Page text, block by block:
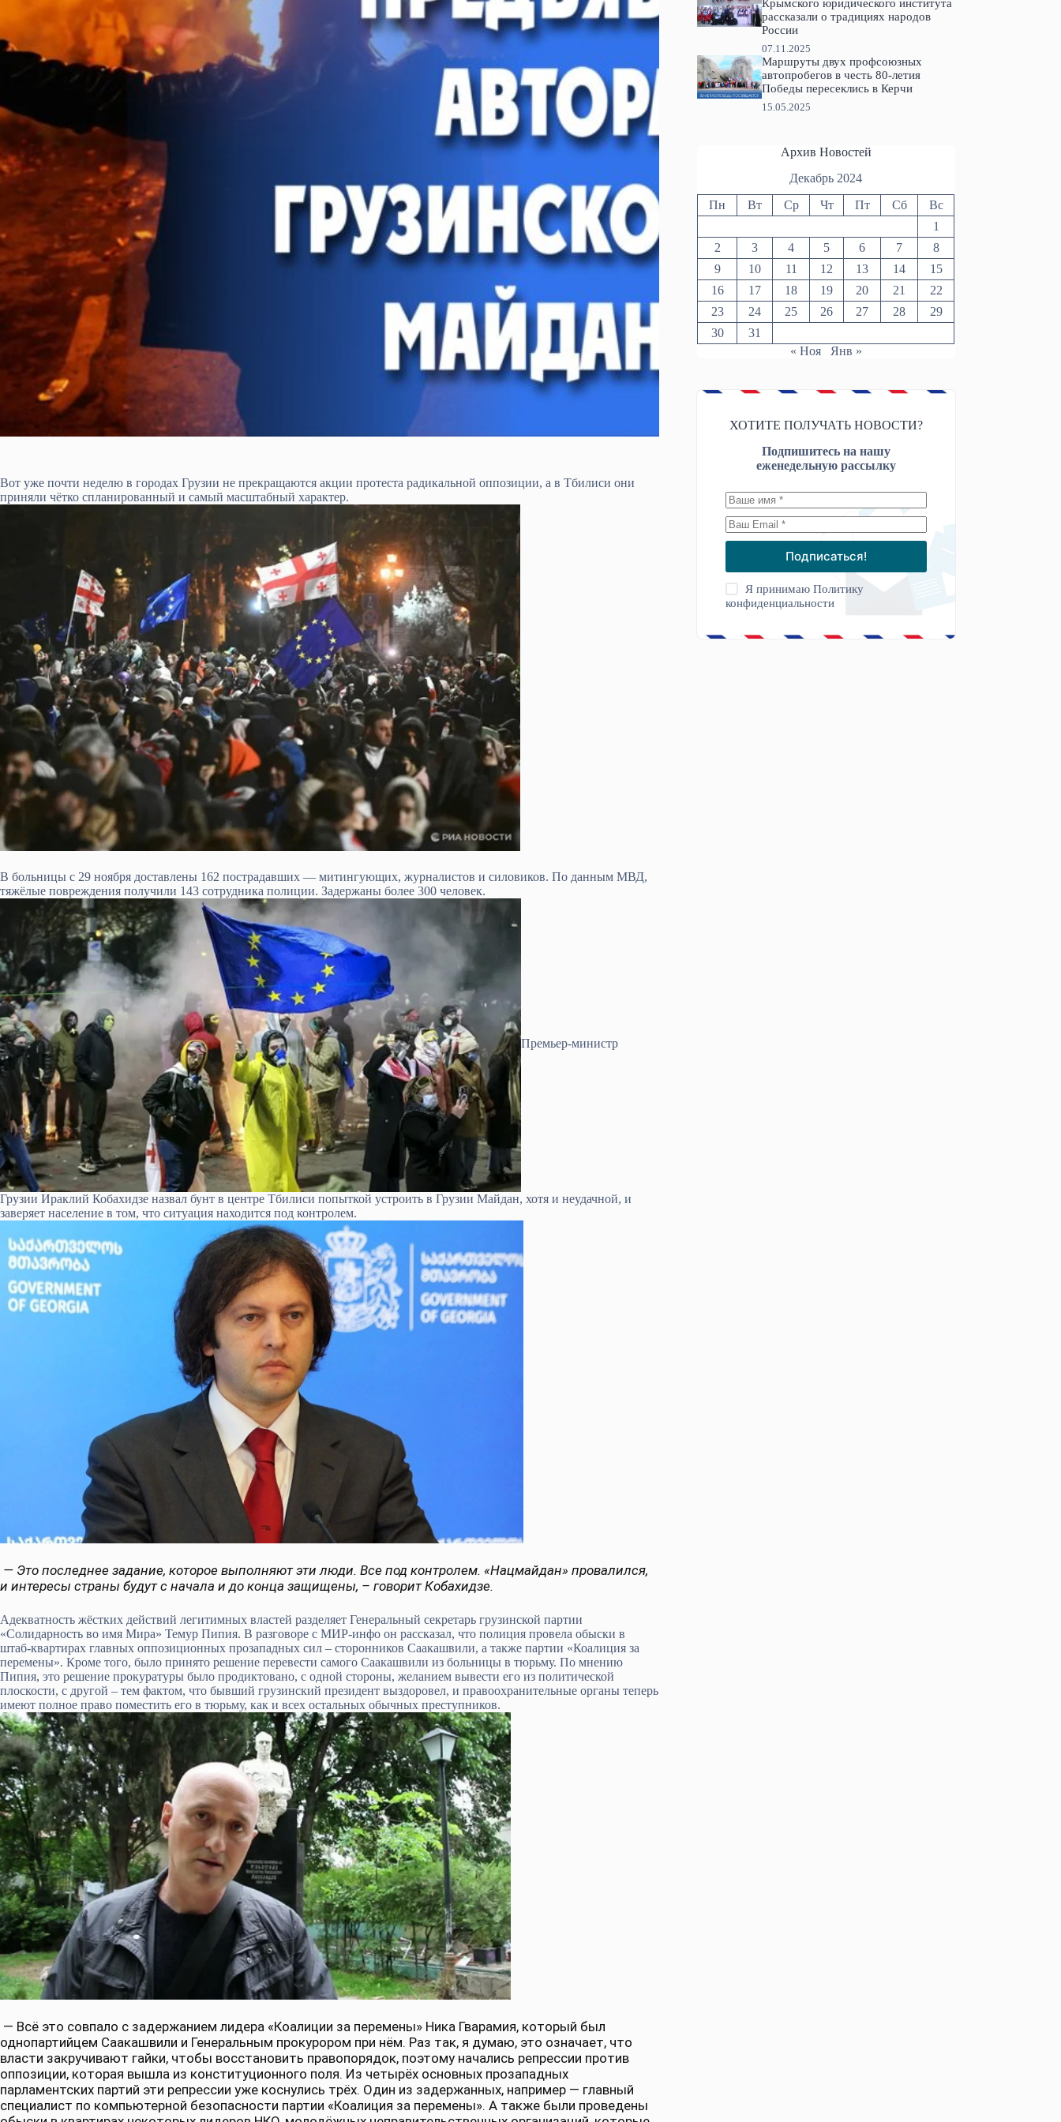
Вот уже почти неделю в городах Грузии не прекращаются акции протеста радикальной оппозиции, а в Тбилиси они
приняли чётко спланированный и самый масштабный характер.
В больницы с 29 ноября доставлены 162 пострадавших — митингующих, журналистов и силовиков. По данным МВД,
тяжёлые повреждения получили 143 сотрудника полиции. Задержаны более 300 человек.
Премьер-министр
Грузии Ираклий Кобахидзе назвал бунт в центре Тбилиси попыткой устроить в Грузии Майдан, хотя и неудачной, и
заверяет население в том, что ситуация находится под контролем.
— Это последнее задание, которое выполняют эти люди. Все под контролем. «Нацмайдан» провалился,
и интересы страны будут с начала и до конца защищены, – говорит Кобахидзе.
Адекватность жёстких действий легитимных властей разделяет Генеральный секретарь грузинской партии
«Солидарность во имя Мира» Темур Пипия. В разговоре с МИР-инфо он рассказал, что полиция провела обыски в
штаб-квартирах главных оппозиционных прозападных сил – сторонников Саакашвили, а также партии «Коалиция за
перемены». Кроме того, было принято решение перевести самого Саакашвили из больницы в тюрьму. По мнению
Пипия, это решение прокуратуры было продиктовано, с одной стороны, желанием вывести его из политической
плоскости, с другой – тем фактом, что бывший грузинский президент выздоровел, и правоохранительные органы теперь
имеют полное право поместить его в тюрьму, как и всех остальных обычных преступников.
— Всё это совпало с задержанием лидера «Коалиции за перемены» Ника Гварамия, который был
однопартийцем Саакашвили и Генеральным прокурором при нём. Раз так, я думаю, это означает, что
власти закручивают гайки, чтобы восстановить правопорядок, поэтому начались репрессии против
оппозиции, которая вышла из конституционного поля. Из четырёх основных прозападных
парламентских партий эти репрессии уже коснулись трёх. Один из задержанных, например — главный
специалист по компьютерной безопасности партии «Коалиция за перемены». А также были проведены
Крымского юридического института
рассказали о традициях народов
России
07.11.2025
Маршруты двух профсоюзных
автопробегов в честь 80-летия
Победы пересеклись в Керчи
15.05.2025
Архив Новостей
Декабрь 2024
Пн Вт Ср Чт Пт Сб
Вс
1
2
3 4 5 6 7
8
9
10 11 12 13 14
15
16
17 18 19 20 21
22
23
24 25 26 27 28
29
30
31
« Ноя
Янв »
ХОТИТЕ ПОЛУЧАТЬ НОВОСТИ?
Подпишитесь на нашу
еженедельную рассылку
Подписаться!
Я принимаюПолитику
конфиденциальности